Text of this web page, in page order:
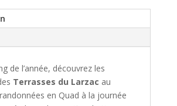
de l’année, découvrez les
Terrasses du Larzac au
en Quad à la journée